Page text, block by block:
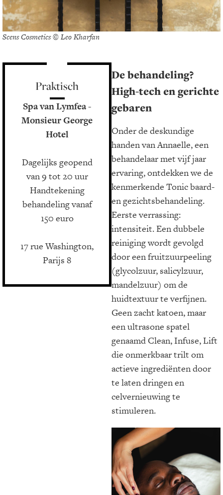
Scens Cosmetics © Leo Kharfan
De behandeling?
High-tech en gerichte
gebaren
Onder de deskundige
handen van Annaelle, een
behandelaar met vijf jaar
ervaring, ontdekken we de
kenmerkende Tonic baard-
en gezichtsbehandeling.
Eerste verrassing:
intensiteit. Een dubbele
reiniging wordt gevolgd
door een fruitzuurpeeling
(glycolzuur, salicylzuur,
mandelzuur) om de
huidtextuur te verfijnen.
Geen zacht katoen, maar
een ultrasone spatel
genaamd Clean, Infuse, Lift
die onmerkbaar trilt om
actieve ingrediënten door
te laten dringen en
celvernieuwing te
stimuleren.
Praktisch
Spa van Lymfea -
Monsieur George
Hotel
Dagelijks geopend
van 9 tot 20 uur
Handtekening
behandeling vanaf
150 euro
17 rue Washington,
Parijs 8